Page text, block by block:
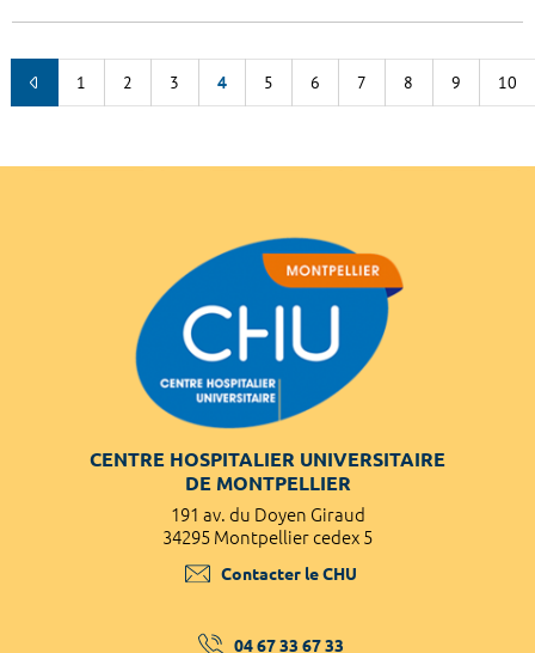
1 2 3 4 5 6 7 8 9 10
CENTRE HOSPITALIER UNIVERSITAIRE
DE MONTPELLIER
191 av. du Doyen Giraud
34295 Montpellier cedex 5
Contacter le CHU
04 67 33 67 33